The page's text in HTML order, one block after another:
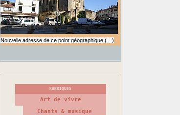
Nouvelle adresse de ce point géographique (…)
RUBRIQUES
Art de vivre
Chants & musique